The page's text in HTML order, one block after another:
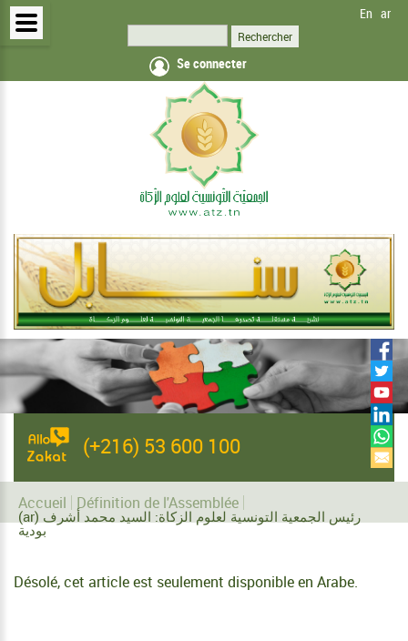
ar
En
Se connecter
(+216) 53 600 100
Accueil Définition de l'Assemblée
(ar) رئيس الجمعية التونسية لعلوم الزكاة: السيد محمد أشرف
بودية
Désolé, cet article est seulement disponible en Arabe.